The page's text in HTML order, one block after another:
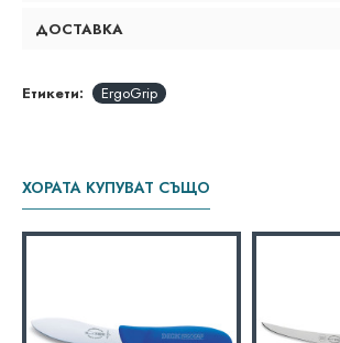
ДОСТАВКА
Етикети: ErgoGrip
ХОРАТА КУПУВАТ СЪЩО